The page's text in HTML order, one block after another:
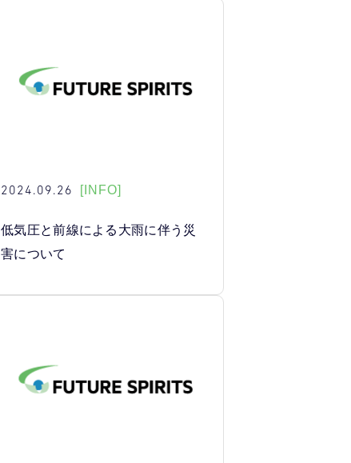
2024.09.26 [INFO]
低気圧と前線による大雨に伴う災
害について